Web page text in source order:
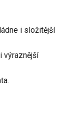
i složitější
výraznější